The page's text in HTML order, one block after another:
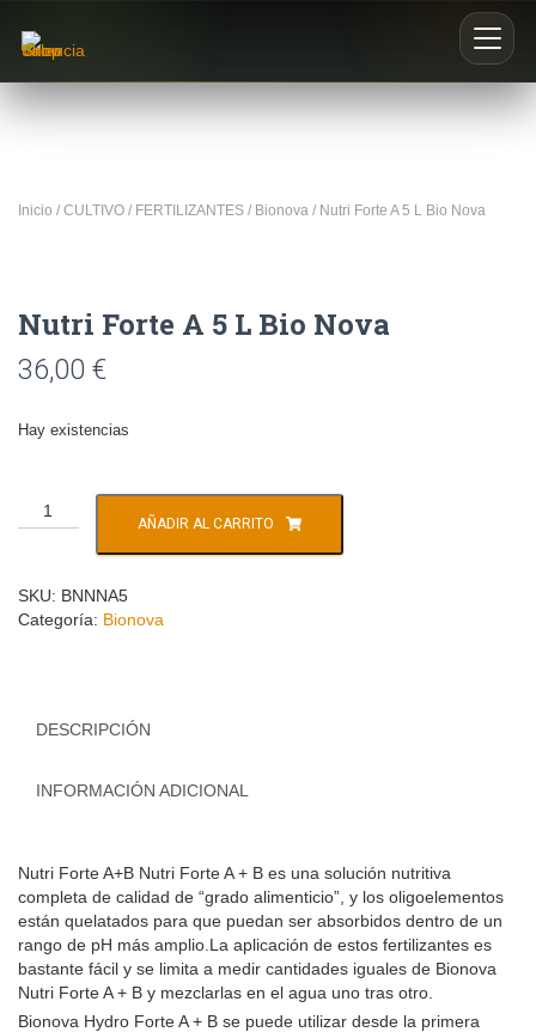
Buscar productos
Inicio / CULTIVO / FERTILIZANTES / Bionova / Nutri Forte A 5 L Bio Nova
Nutri Forte A 5 L Bio Nova
36,00 €
Hay existencias
AÑADIR AL CARRITO
SKU: BNNNA5
Categoría: Bionova
DESCRIPCIÓN
INFORMACIÓN ADICIONAL
Nutri Forte A+B Nutri Forte A + B es una solución nutritiva
completa de calidad de “grado alimenticio”, y los oligoelementos
están quelatados para que puedan ser absorbidos dentro de un
rango de pH más amplio.La aplicación de estos fertilizantes es
bastante fácil y se limita a medir cantidades iguales de Bionova
Nutri Forte A + B y mezclarlas en el agua uno tras otro.
Bionova Hydro Forte A + B se puede utilizar desde la primera